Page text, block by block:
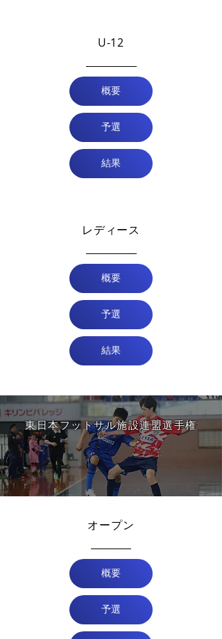
U-12
概要
予選
結果
レディース
概要
予選
結果
​東日本フットサル施設連盟選手権
オープン
概要
予選